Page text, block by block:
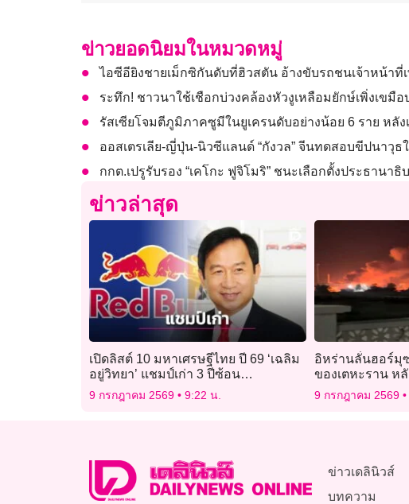
ข่าวยอดนิยมในหมวดหมู่
ไอซีอียิงชายเม็กซิกันดับที่ฮิวสตัน อ้างขับรถชนเจ้าหน้าที่
ระทึก! ชาวนาใช้เชือกบ่วงคล้องหัวงูเหลือมยักษ์เพิ่งเขมือ
รัสเซียโจมตีภูมิภาคซูมีในยูเครนดับอย่างน้อย 6 ราย หลัง
ออสเตรเลีย-ญี่ปุ่น-นิวซีแลนด์ “กังวล” จีนทดสอบขีปนาวุธ
กกต.เปรูรับรอง “เคโกะ ฟูจิโมริ” ชนะเลือกตั้งประธานา
ข่าวล่าสุด
เปิดลิสต์ 10 มหาเศรษฐีไทย ปี 69 ‘เฉลิม
อยู่วิทยา’ แชมป์เก่า 3 ปีซ้อน
รวย 1.54 ล้านล้านบาท
9 กรกฎาคม 2569 9:22 น.
อิหร่านลั่นฮอร์มุ
ของเตหะราน ห
9 กรกฎาคม 2569
ข่าวเดลินิวส์
บทความ